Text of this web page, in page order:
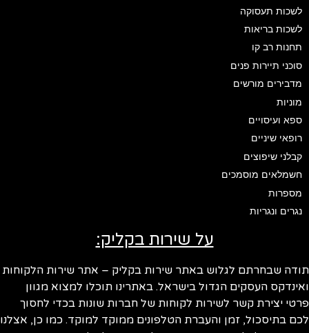
לשכות תעסוקה
לשכות בריאות
תחנות רב קו
סוכני תיירות פנים
מדבירים מורשים
מוניות
ספא ועיסויים
רופאי שיניים
קבלני שיפוצים
חשמלאים מוסמכים
מספרות
נגרים ונגריות
על שירות בקליק:
שבחרתם לגלוש באתר שירות בקליק – אתר שירות הלקוחות
העסקים הגדול בישראל. באתרינו תוכלו למצוא מגוון
יצירת קשר לשירות לקוחות של חברות שונות בכדי לחסוך
בתיסכול, זמן והעברת הטלפונים ממוקד למוקד. כמו כן, אצלנו